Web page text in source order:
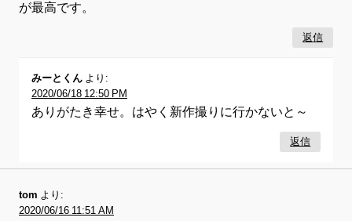
が最高です。
返信
みーとくん より:
2020/06/18 12:50 PM
ありがたき幸せ。はやく新作撮りに行かないと～
返信
tom より:
2020/06/16 11:51 AM